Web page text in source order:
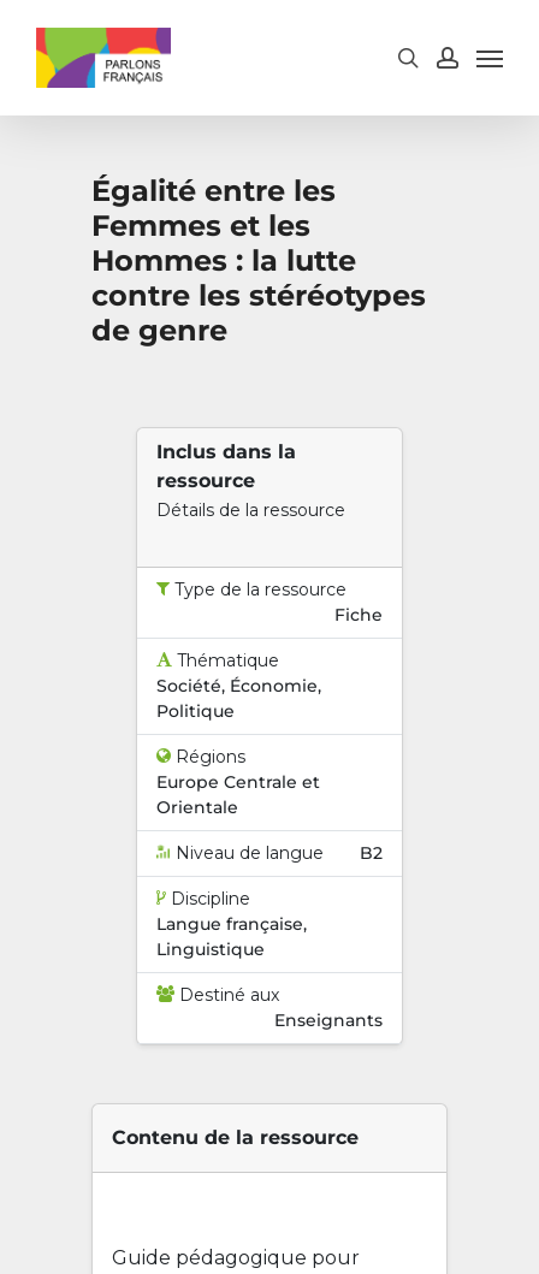
Égalité entre les
Femmes et les
Hommes : la lutte
contre les stéréotypes
de genre
Inclus dans la
ressource
Détails de la ressource
Type de la ressource
Fiche
Thématique
Société, Économie,
Politique
Régions
Europe Centrale et
Orientale
Niveau de langue B2
Discipline
Langue française,
Linguistique
Destiné aux
Enseignants
Contenu de la ressource
Guide pédagogique pour